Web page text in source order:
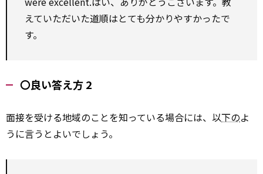
えていただいた道順はとても分かりやすかったで
す。
〇良い答え方 2
面接を受ける地域のことを知っている場合には、以下のよ
うに言うとよいでしょう。